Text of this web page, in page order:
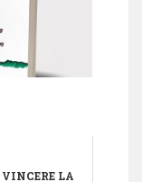
VINCERE LA